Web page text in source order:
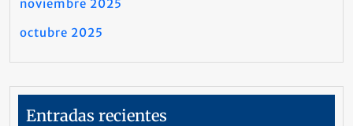
noviembre 2025
octubre 2025
Entradas recientes